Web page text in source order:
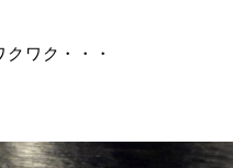
ワク・・・